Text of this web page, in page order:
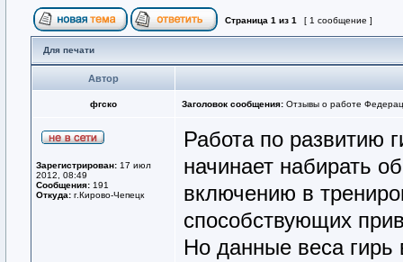
Страница 1 из 1 [ 1 сообщение ]
Для печати
Автор
фгско Заголовок сообщения: Отзывы о работе
Зарегистрирован: 17 июл
2012, 08:49
Сообщения: 191
Откуда: г.Кирово-Чепецк
Работа по развитию
начинает набирать
включению в
способствующих
Но данные веса гирь